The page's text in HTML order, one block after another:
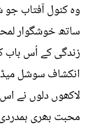
وہ کنول آفتاب جو
ساتھ خوشگوار
زندگی کے اُس باب
انکشاف سوشل
لاکھوں دلوں نے
محبت بھری